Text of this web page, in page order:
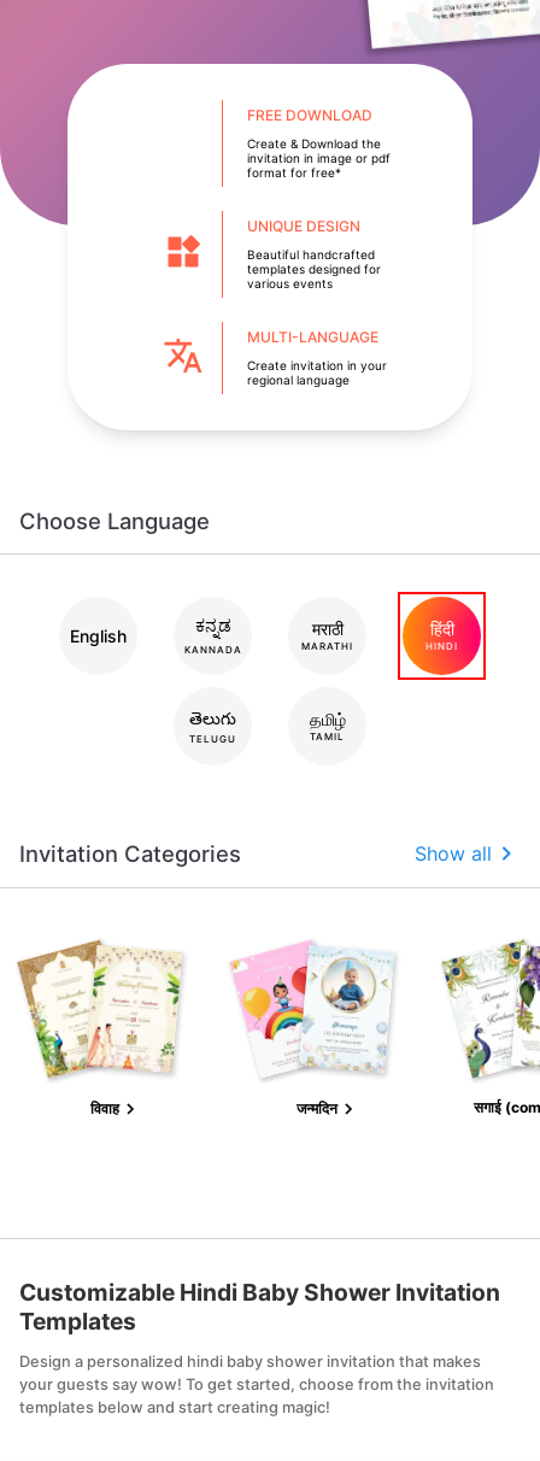
FREE DOWNLOAD
Create & Download the
invitation in image or pdf
format for free*
UNIQUE DESIGN
Beautiful handcrafted
templates designed for
various events
MULTI-LANGUAGE
Create invitation in your
regional language
Choose Language
English ಕನ್ನಡ
KANNADA
मराठी
MARATHI
हिंदी
HINDI
తెలుగు
TELUGU
தமிழ்
TAMIL
Invitation Categories Show all
विवाह जन्मदिन सगाई
Customizable Hindi Baby Shower Invitation
Templates
Design a personalized hindi baby shower invitation that makes
your guests say wow! To get started, choose from the invitation
templates below and start creating magic!